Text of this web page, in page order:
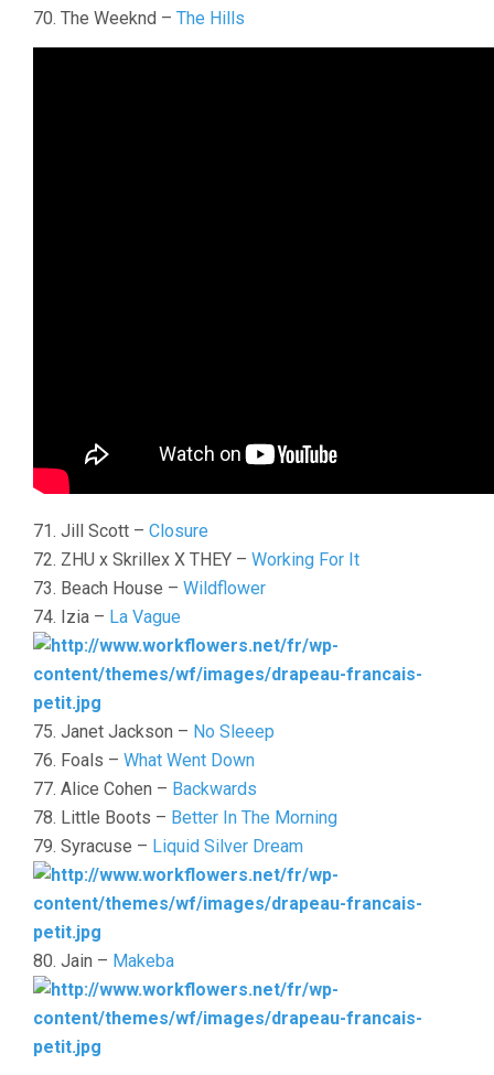
70. The Weeknd – The Hills
71. Jill Scott – Closure
72. ZHU x Skrillex X THEY – Working For It
73. Beach House – Wildflower
74. Izia – La Vague
75. Janet Jackson – No Sleeep
76. Foals – What Went Down
77. Alice Cohen – Backwards
78. Little Boots – Better In The Morning
79. Syracuse – Liquid Silver Dream
80. Jain – Makeba